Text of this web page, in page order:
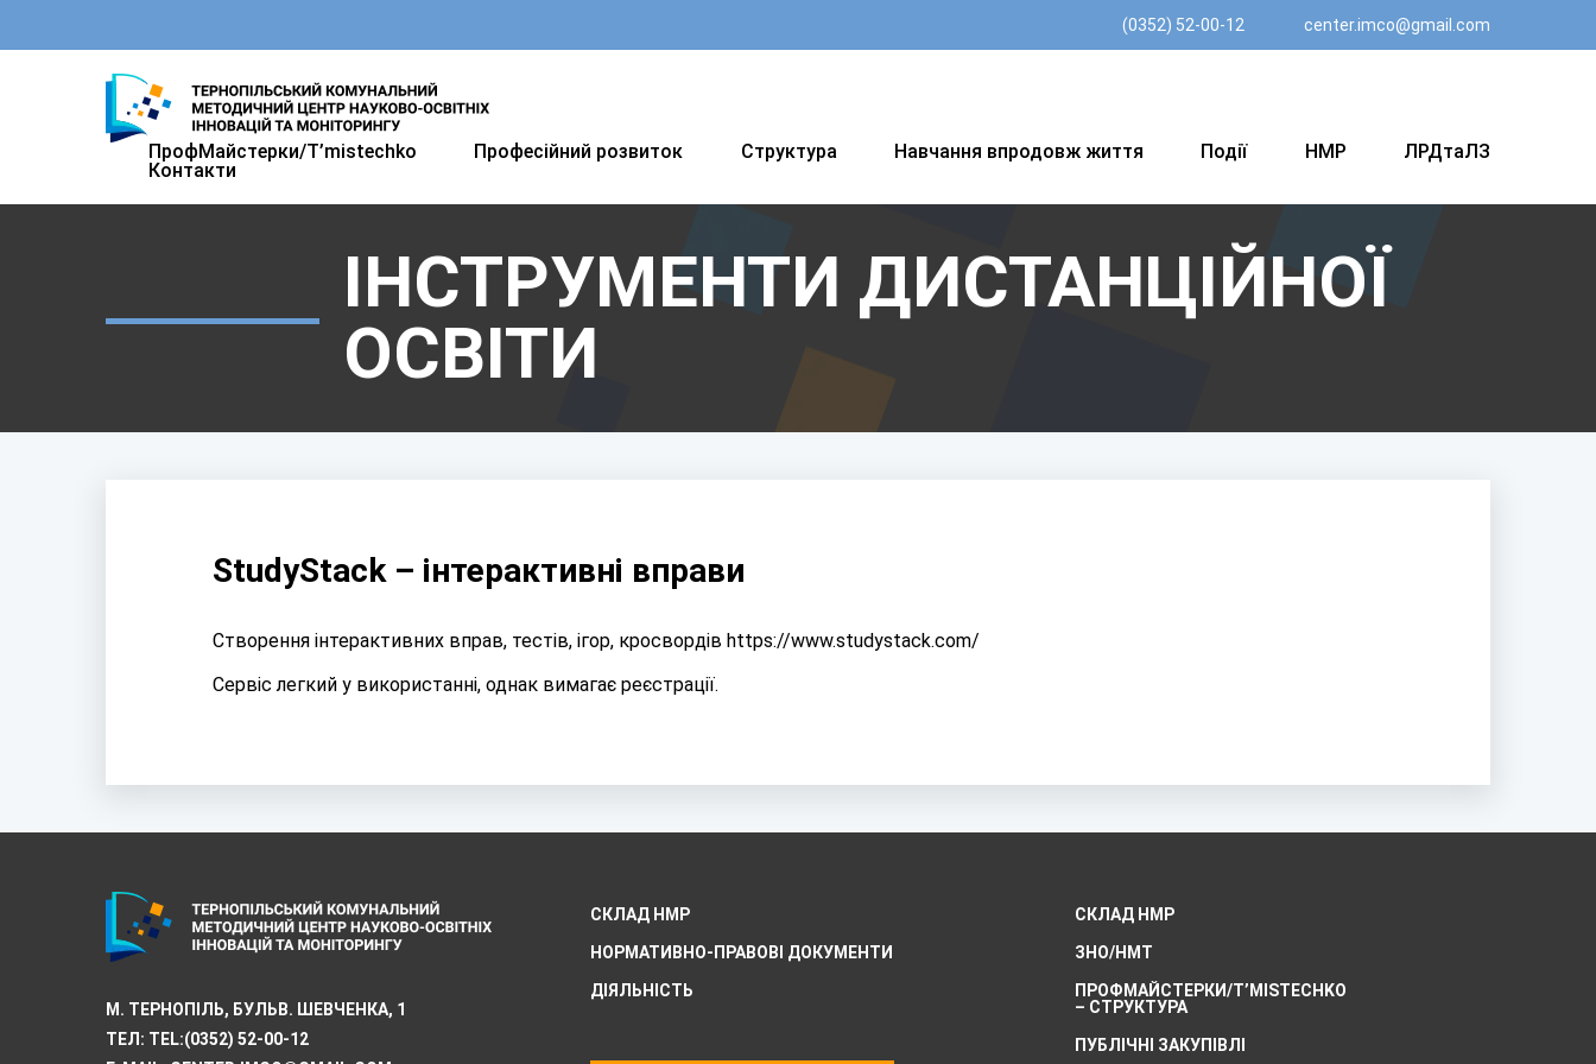
(0352) 52-00-12 center.imco@gmail.com
ПрофМайстерки/T’mistechkо Професійний розвиток Структура Навчання впродовж життя Події НМР
ЛРДтаЛЗ
Контакти
ІНСТРУМЕНТИ ДИСТАНЦІЙНОЇ
ОСВІТИ
StudyStack – інтерактивні вправи
Створення інтерактивних вправ, тестів, ігор, кросвордів https://www.studystack.com/
Сервіс легкий у використанні, однак вимагає реєстрації.
М. ТЕРНОПІЛЬ, БУЛЬВ. ШЕВЧЕНКА, 1
ТЕЛ: TEL:(0352) 52-00-12
СКЛАД НМР
НОРМАТИВНО-ПРАВОВІ ДОКУМЕНТИ
ДІЯЛЬНІСТЬ
СКЛАД НМР
ЗНО/НМТ
ПРОФМАЙСТЕРКИ/T’MISTECHKO
– CТРУКТУРА
ПУБЛІЧНІ ЗАКУПІВЛІ